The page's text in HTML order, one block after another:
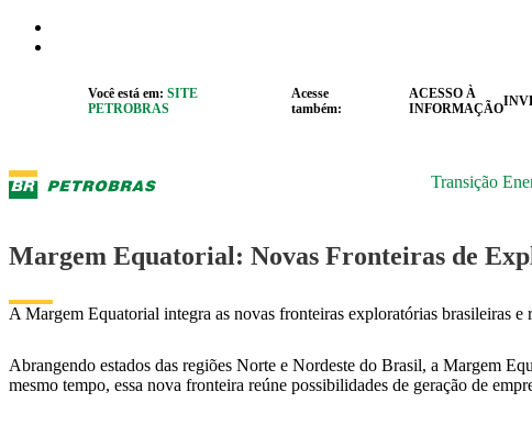
Você está em: SITE
PETROBRAS
Acesse
também:
ACESSO À
INFORMAÇÃO
Transição
Margem Equatorial: Novas Fronteiras de
A Margem Equatorial integra as novas fronteiras exploratórias brasileiras
Abrangendo estados das regiões Norte e Nordeste do Brasil, a Margem
mesmo tempo, essa nova fronteira reúne possibilidades de geração de
caixa de cookies